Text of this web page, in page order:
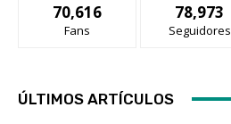
70,616
Fans
78,973
Seguidores
ÚLTIMOS ARTÍCULOS